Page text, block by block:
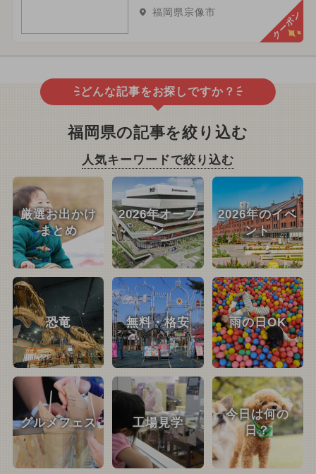
福岡県宗像市 クーポン
どんな記事をお探しですか？
福岡県の記事を絞り込む
人気キーワードで絞り込む
厳選お出かけ
まとめ
2026年オープ
ン
2026年のイベ
ント
恐竜 無料・格安 雨の日OK
グルメフェス 工場見学
今日は何の
日？